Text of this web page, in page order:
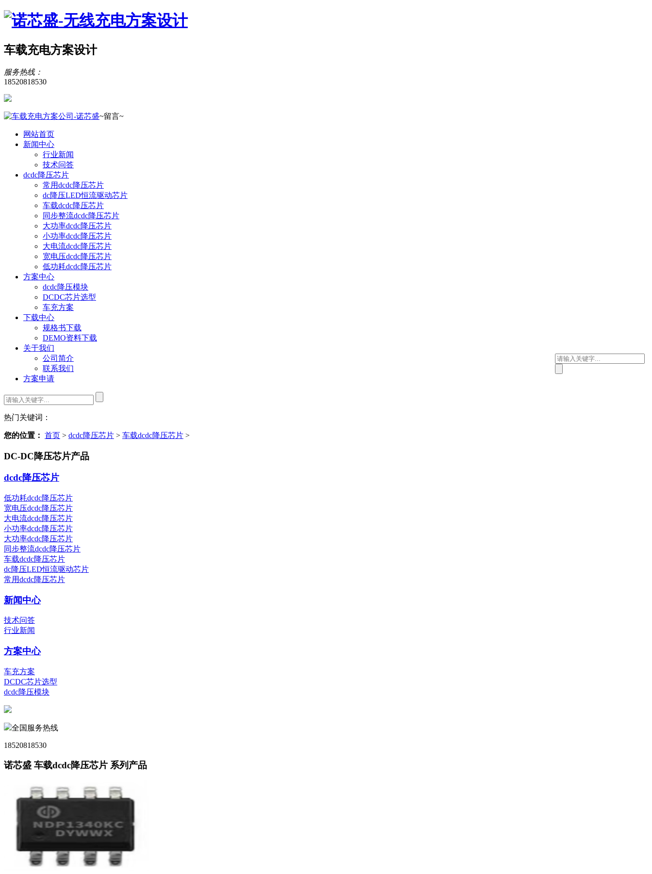
车载充电方案设计
服务热线：
18520818530
~留言~
网站首页
新闻中心
行业新闻
技术问答
dcdc降压芯片
常用dcdc降压芯片
dc降压LED恒流驱动芯片
车载dcdc降压芯片
同步整流dcdc降压芯片
大功率dcdc降压芯片
小功率dcdc降压芯片
大电流dcdc降压芯片
宽电压dcdc降压芯片
低功耗dcdc降压芯片
方案中心
dcdc降压模块
DCDC芯片选型
车充方案
下载中心
规格书下载
DEMO资料下载
关于我们
公司简介
联系我们
方案申请
热门关键词：
您的位置： 首页 > dcdc降压芯片 > 车载dcdc降压芯片 >
DC-DC降压芯片产品
dcdc降压芯片
低功耗dcdc降压芯片
宽电压dcdc降压芯片
大电流dcdc降压芯片
小功率dcdc降压芯片
大功率dcdc降压芯片
同步整流dcdc降压芯片
车载dcdc降压芯片
dc降压LED恒流驱动芯片
常用dcdc降压芯片
新闻中心
技术问答
行业新闻
方案中心
车充方案
DCDC芯片选型
dcdc降压模块
全国服务热线
18520818530
诺芯盛 车载dcdc降压芯片 系列产品